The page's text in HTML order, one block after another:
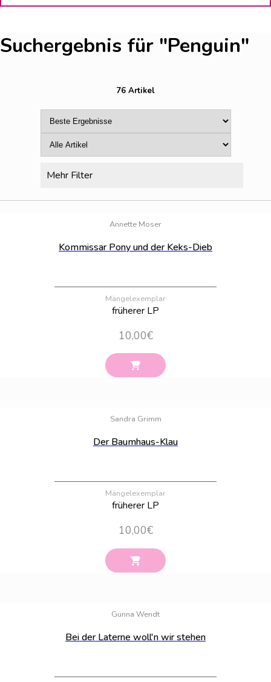
Suchergebnis für "Penguin"
76 Artikel
Mehr Filter
Annette Moser
Kommissar Pony und der Keks-Dieb
Mängelexemplar
früherer LP
10,00€
Sandra Grimm
Der Baumhaus-Klau
Mängelexemplar
früherer LP
10,00€
Gunna Wendt
Bei der Laterne woll'n wir stehen